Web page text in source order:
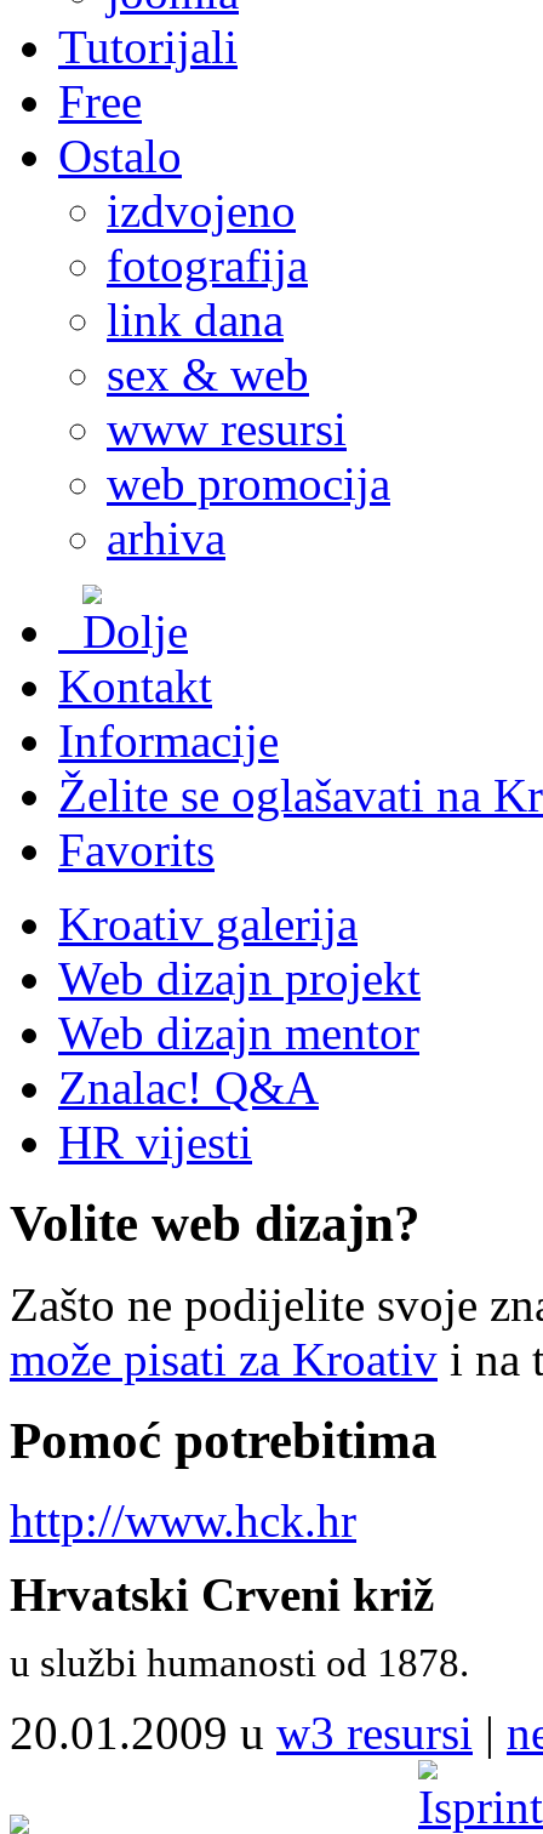
Tutorijali
Free
Ostalo
izdvojeno
fotografija
link dana
sex & web
www resursi
web promocija
arhiva
Kontakt
Informacije
Želite se oglašavati na
Favorits
Kroativ galerija
Web dizajn projekt
Web dizajn mentor
Znalac! Q&A
HR vijesti
Volite web dizajn?
Zašto ne podijelite svoje
može pisati za Kroativ i na
Pomoć potrebitima
http://www.hck.hr
Hrvatski Crveni križ
u službi humanosti od 1878.
20.01.2009 u w3 resursi |